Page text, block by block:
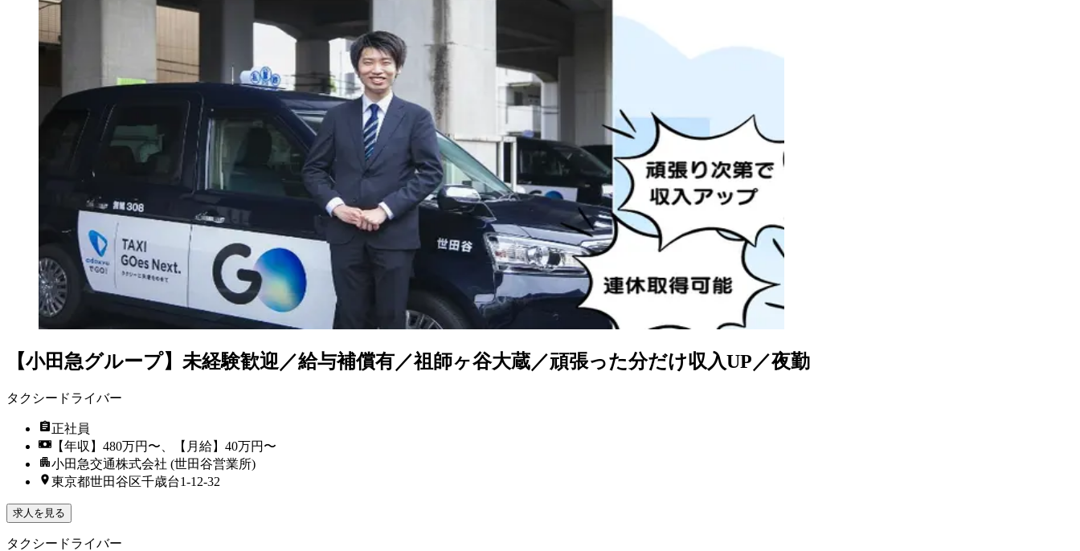
【小田急グループ】未経験歓迎／給与補償有／祖師ヶ谷大蔵／頑張った分だけ収入UP／夜勤
タクシードライバー
正社員
【年収】480万円〜、【月給】40万円〜
小田急交通株式会社 (世田谷営業所)
東京都世田谷区千歳台1-12-32
求人を見る
タクシードライバー